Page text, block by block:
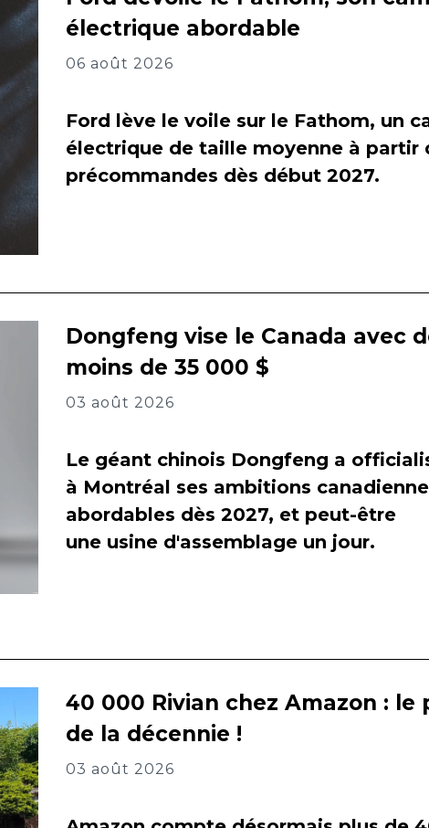
électrique abordable
06 août 2026
Ford lève le voile sur le Fathom, un
électrique de taille moyenne à partir
précommandes dès début 2027.
Dongfeng vise le Canada avec
moins de 35 000 $
03 août 2026
Le géant chinois Dongfeng a
à Montréal ses ambitions
abordables dès 2027, et peut-être
une usine d'assemblage un jour.
40 000 Rivian chez Amazon : le
de la décennie !
03 août 2026